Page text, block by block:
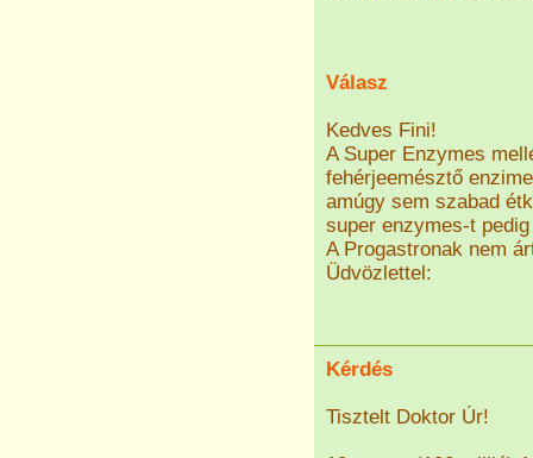
Válasz
Kedves Fini!
A Super Enzymes
fehérjeemésztő
amúgy sem szabad
super enzymes-t
A Progastronak nem
Üdvözlettel:
Kérdés
Tisztelt Doktor Úr!